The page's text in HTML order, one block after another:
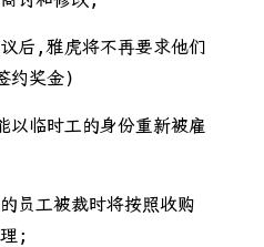
后,雅虎将不再要求他们
约奖金)
以临时工的身份重新被雇
员工被裁时将按照收购
;